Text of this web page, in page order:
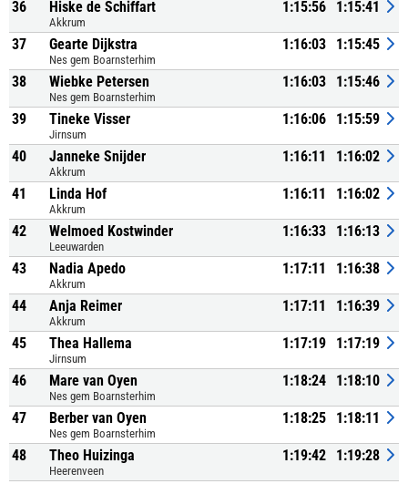
36 Hiske de Schiffart
Akkrum
1:15:56 1:15:41
37 Gearte Dijkstra
Nes gem Boarnsterhim
1:16:03 1:15:45
38 Wiebke Petersen
Nes gem Boarnsterhim
1:16:03 1:15:46
39 Tineke Visser
Jirnsum
1:16:06 1:15:59
40 Janneke Snijder
Akkrum
1:16:11 1:16:02
41 Linda Hof
Akkrum
1:16:11 1:16:02
42 Welmoed Kostwinder
Leeuwarden
1:16:33 1:16:13
43 Nadia Apedo
Akkrum
1:17:11 1:16:38
44 Anja Reimer
Akkrum
1:17:11 1:16:39
45 Thea Hallema
Jirnsum
1:17:19 1:17:19
46 Mare van Oyen
Nes gem Boarnsterhim
1:18:24 1:18:10
47 Berber van Oyen
Nes gem Boarnsterhim
1:18:25 1:18:11
48 Theo Huizinga
Heerenveen
1:19:42 1:19:28